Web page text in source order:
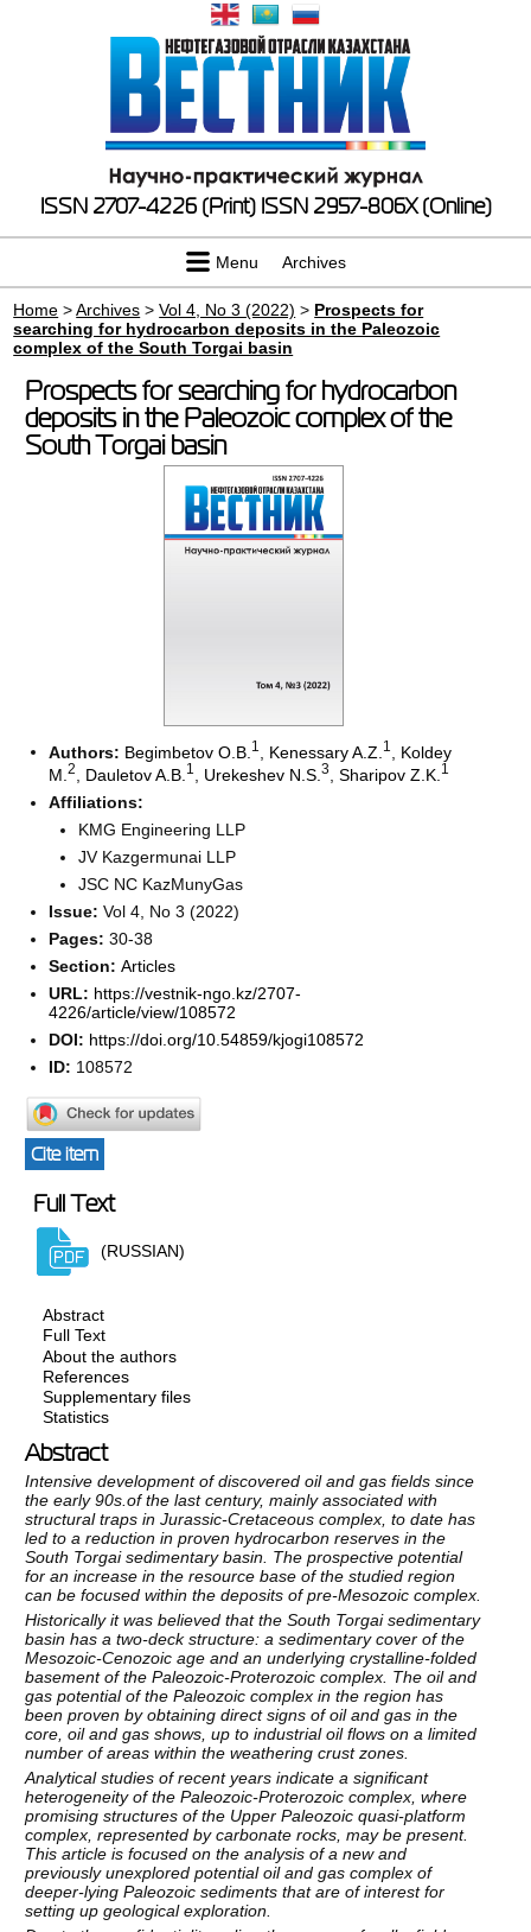
ISSN 2707-4226 (Print) ISSN 2957-806X (Online)
Menu Archives
Home >Archives >Vol 4, No 3 (2022) > Prospects for
searching for hydrocarbon deposits in the Paleozoic
complex of the South Torgai basin
Prospects for searching for hydrocarbon
deposits in the Paleozoic complex of the
South Torgai basin
Authors: Begimbetov O.B. 1 Kenessary A.Z. 1
Koldey
M.2 Dauletov A.B. 1 Urekeshev N.S.3 ,Sharipov Z.K. 1
Affiliations:
KMG Engineering LLP
JV Kazgermunai LLP
JSC NC KazMunyGas
Issue:Vol 4, No 3 (2022)
Pages:30-38
Section:Articles
URL: https://vestnik-ngo.kz/2707-
4226/article/view/108572
DOI: https://doi.org/10.54859/kjogi108572
ID: 108572
Cite item
Full Text
(RUSSIAN)
Abstract
Full Text
About the authors
References
Supplementary files
Statistics
Abstract
Intensive development of discovered oil and gas fields since
the early 90s.of the last century, mainly associated with
structural traps in Jurassic-Cretaceous complex, to date has
led to a reduction in proven hydrocarbon reserves in the
South Torgai sedimentary basin. The prospective potential
for an increase in the resource base of the studied region
can be focused within the deposits of pre-Mesozoic complex.
Historically it was believed that the South Torgai sedimentary
basin has a two-deck structure: a sedimentary cover of the
Mesozoic-Cenozoic age and an underlying crystalline-folded
basement of the Paleozoic-Proterozoic complex. The oil and
gas potential of the Paleozoic complex in the region has
been proven by obtaining direct signs of oil and gas in the
core, oil and gas shows, up to industrial oil flows on a limited
number of areas within the weathering crust zones.
Analytical studies of recent years indicate a significant
heterogeneity of the Paleozoic-Proterozoic complex, where
promising structures of the Upper Paleozoic quasi-platform
complex, represented by carbonate rocks, may be present.
This article is focused on the analysis of a new and
previously unexplored potential oil and gas complex of
deeper-lying Paleozoic sediments that are of interest for
setting up geological exploration.